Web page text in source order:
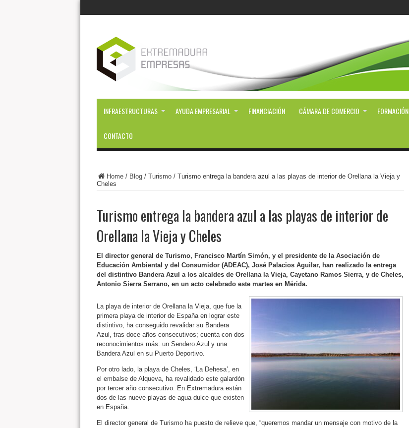
INFRAESTRUCTURAS AYUDA EMPRESARIAL FINANCIACIÓN CÁMARA DE COMERCIO FORMACIÓN
CONTACTO
Home/ Blog/ Turismo/ Turismo entrega la bandera azul a las playas de interior de Orellana la Vieja y
Cheles
Turismo entrega la bandera azul a las playas de interior de
Orellana la Vieja y Cheles
El director general de Turismo, Francisco Martín Simón, y el presidente de la Asociación de
Educación Ambiental y del Consumidor (ADEAC), José Palacios Aguilar, han realizado la entrega
del distintivo Bandera Azul a los alcaldes de Orellana la Vieja, Cayetano Ramos Sierra, y de Cheles,
Antonio Sierra Serrano, en un acto celebrado este martes en Mérida.
La playa de interior de Orellana la Vieja, que fue la
primera playa de interior de España en lograr este
distintivo, ha conseguido revalidar su Bandera
Azul, tras doce años consecutivos; cuenta con dos
reconocimientos más: un Sendero Azul y una
Bandera Azul en su Puerto Deportivo.
Por otro lado, la playa de Cheles, ‘La Dehesa’, en
el embalse de Alqueva, ha revalidado este galardón
por tercer año consecutivo. En Extremadura están
dos de las nueve playas de agua dulce que existen
en España.
El director general de Turismo ha puesto de relieve que, “queremos mandar un mensaje con motivo de la